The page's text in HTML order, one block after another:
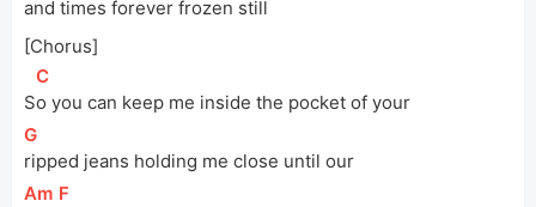
and times forever frozen still
[Chorus]
S
[
C
o you can keep me inside the pocket of your
[
G
ripped jeans holding me close until our
[
Am ][F